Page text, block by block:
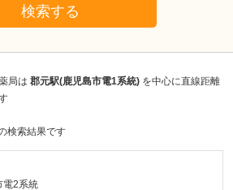
検索する
局は 郡元駅(鹿児島市電1系統) を中心に直線距離
検索結果です
電2系統